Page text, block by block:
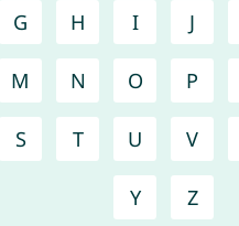
G H I J
M N O P
S T U V
Y Z